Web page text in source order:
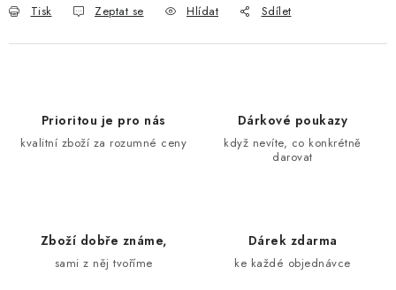
Tisk Zeptat se Hlídat Sdílet
Prioritou je pro nás
kvalitní zboží za rozumné ceny
Dárkové poukazy
když nevíte, co konkrétně
darovat
Zboží dobře známe,
sami z něj tvoříme
Dárek zdarma
ke každé objednávce